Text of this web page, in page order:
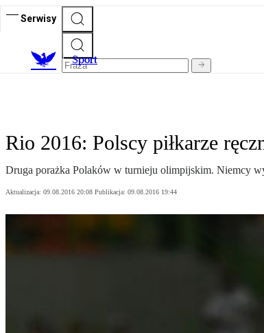
Serwisy
Sport
Rio 2016: Polscy piłkarze
Druga porażka Polaków w turnieju olimpijskim. Niemcy
Aktualizacja: 09.08.2016 20:08 Publikacja: 09.08.2016 19:44